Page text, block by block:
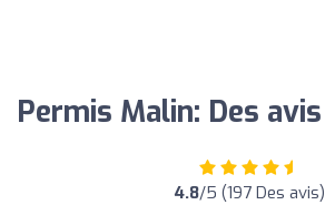
Permis Malin: Des avis
4.8/5 (197 Des avis)